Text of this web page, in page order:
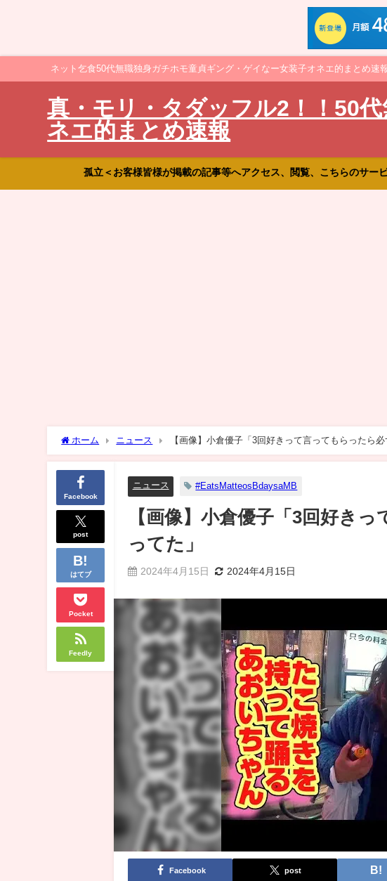
ネット乞食50代無職独身ガチホモ童貞ギング・ゲイなー女装子オネエ的まとめ
真・モリ・タダッフル2！！50
ネエ的まとめ速報
孤立＜お客様皆様が掲載の記事等へアクセス、閲覧、こちらのサー
ホーム ニュース 【画像】小倉優子「3回好きって言ってもらったら必
Facebook
post
はてブ
Pocket
Feedly
ニュース #EatsMatteosBdaysaMB
【画像】小倉優子「3回好き
ってた」
2024年4月15日 2024年4月15日
Facebook post